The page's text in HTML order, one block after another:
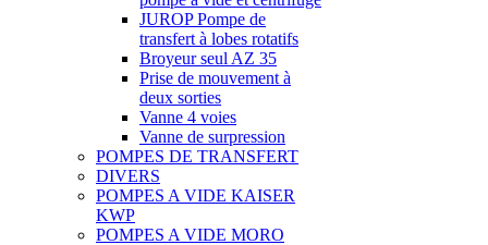
JUROP Pompe de
transfert à lobes rotatifs
Broyeur seul AZ 35
Prise de mouvement à
deux sorties
Vanne 4 voies
Vanne de surpression
POMPES DE TRANSFERT
DIVERS
POMPES A VIDE KAISER
KWP
POMPES A VIDE MORO